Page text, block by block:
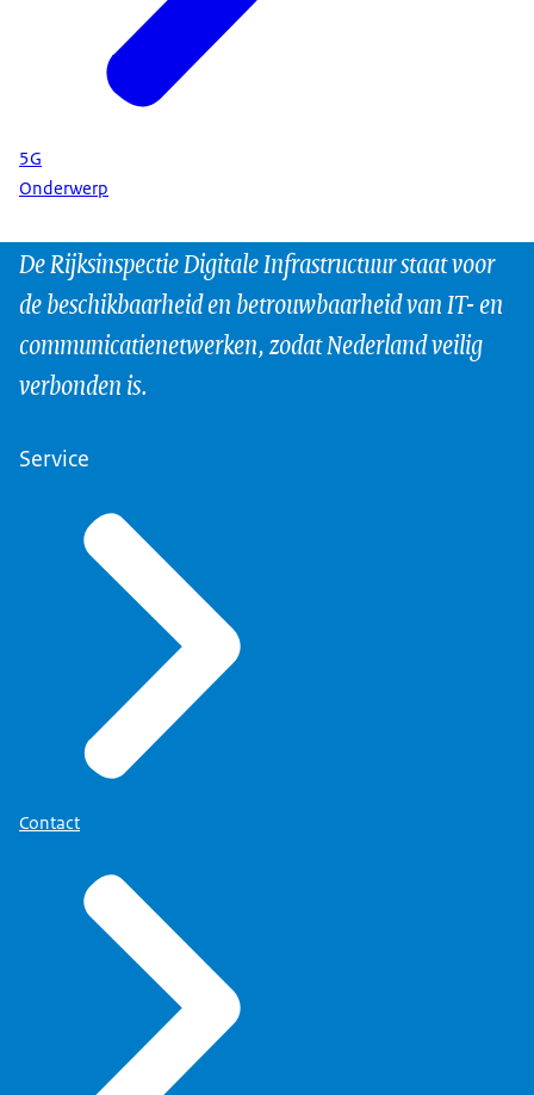
5G
Onderwerp
De Rijksinspectie Digitale Infrastructuur staat voor
de beschikbaarheid en betrouwbaarheid van IT- en
communicatienetwerken, zodat Nederland veilig
verbonden is.
Service
Contact